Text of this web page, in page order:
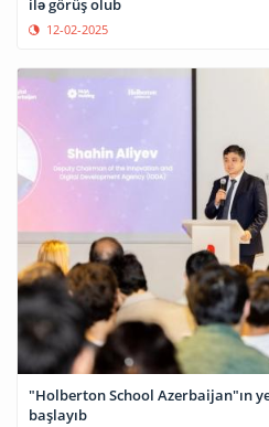
ilə görüş olub
12-02-2025
"Holberton School Azerbaijan"ın
başlayıb